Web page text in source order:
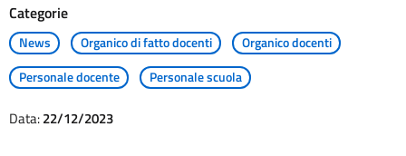
Categorie
News Organico di fatto docenti
Organico docenti
Personale docente
Personale scuola
Data:22/12/2023